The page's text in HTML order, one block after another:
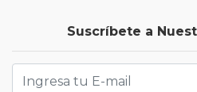
Suscríbete a